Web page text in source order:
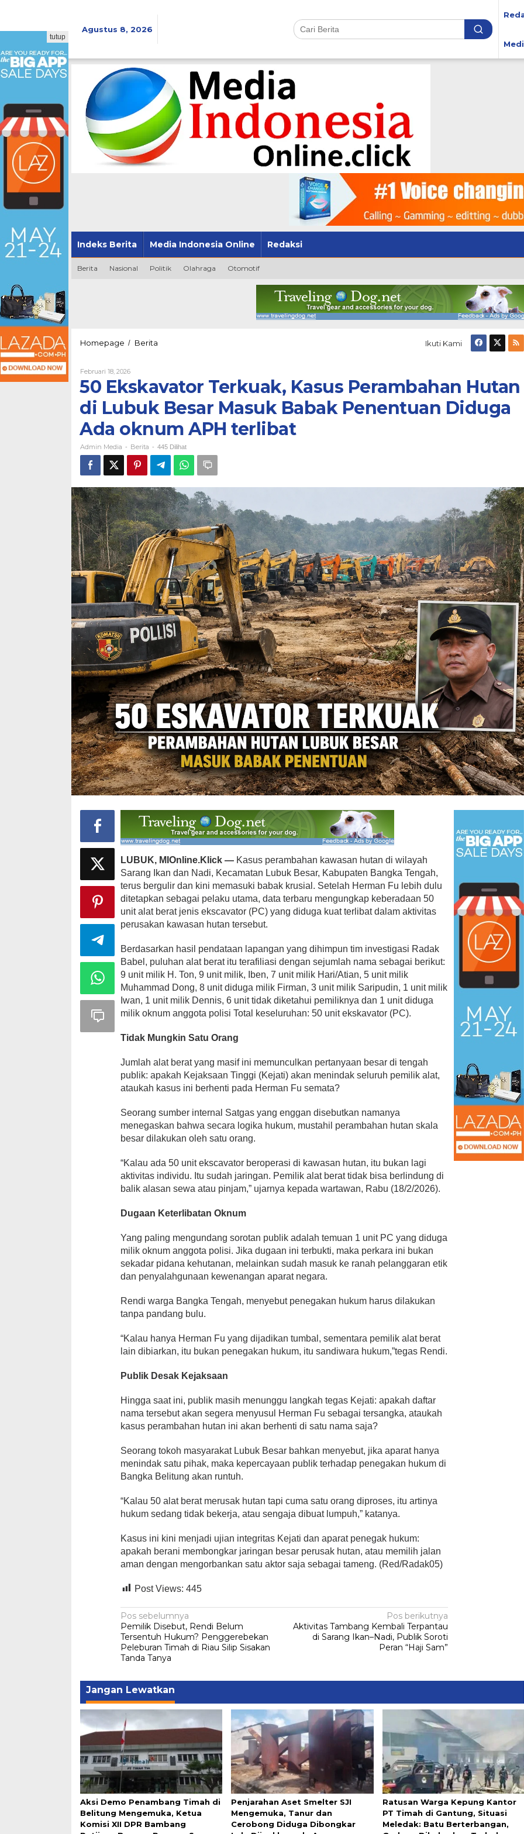
Agustus 8, 2026
Indeks Berita Media Indonesia Online Redaksi
Berita Nasional Politik Olahraga Otomotif
tutup
Homepage / Berita
Perambahan
Hutan
di
Lubuk
Besar
Masuk
Babak
Penentuan
Diduga
oknum
APH
terlibat
Ikuti Kami
Februari 18, 2026Oleh
Admin
Media
50 Ekskavator Terkuak, Kasus Perambahan Hutan
di Lubuk Besar Masuk Babak Penentuan Diduga
Ada oknum APH terlibat
Admin Media - Berita - 445 Dilihat
LUBUK, MIOnline.Klick — Kasus perambahan kawasan hutan di wilayah
Sarang Ikan dan Nadi, Kecamatan Lubuk Besar, Kabupaten Bangka Tengah,
terus bergulir dan kini memasuki babak krusial. Setelah Herman Fu lebih dulu
ditetapkan sebagai pelaku utama, data terbaru mengungkap keberadaan 50
unit alat berat jenis ekscavator (PC) yang diduga kuat terlibat dalam aktivitas
perusakan kawasan hutan tersebut.
Berdasarkan hasil pendataan lapangan yang dihimpun tim investigasi Radak
Babel, puluhan alat berat itu terafiliasi dengan sejumlah nama sebagai berikut:
9 unit milik H. Ton, 9 unit milik, Iben, 7 unit milik Hari/Atian, 5 unit milik
Muhammad Dong, 8 unit diduga milik Firman, 3 unit milik Saripudin, 1 unit milik
Iwan, 1 unit milik Dennis, 6 unit tidak diketahui pemiliknya dan 1 unit diduga
milik oknum anggota polisi Total keseluruhan: 50 unit ekskavator (PC).
Tidak Mungkin Satu Orang
Jumlah alat berat yang masif ini memunculkan pertanyaan besar di tengah
publik: apakah Kejaksaan Tinggi (Kejati) akan menindak seluruh pemilik alat,
ataukah kasus ini berhenti pada Herman Fu semata?
Seorang sumber internal Satgas yang enggan disebutkan namanya
menegaskan bahwa secara logika hukum, mustahil perambahan hutan skala
besar dilakukan oleh satu orang.
“Kalau ada 50 unit ekscavator beroperasi di kawasan hutan, itu bukan lagi
aktivitas individu. Itu sudah jaringan. Pemilik alat berat tidak bisa berlindung di
balik alasan sewa atau pinjam,” ujarnya kepada wartawan, Rabu (18/2/2026).
Dugaan Keterlibatan Oknum
Yang paling mengundang sorotan publik adalah temuan 1 unit PC yang diduga
milik oknum anggota polisi. Jika dugaan ini terbukti, maka perkara ini bukan
sekadar pidana kehutanan, melainkan sudah masuk ke ranah pelanggaran etik
dan penyalahgunaan kewenangan aparat negara.
Rendi warga Bangka Tengah, menyebut penegakan hukum harus dilakukan
tanpa pandang bulu.
“Kalau hanya Herman Fu yang dijadikan tumbal, sementara pemilik alat berat
lain dibiarkan, itu bukan penegakan hukum, itu sandiwara hukum,”tegas Rendi.
Publik Desak Kejaksaan
Hingga saat ini, publik masih menunggu langkah tegas Kejati: apakah daftar
nama tersebut akan segera menyusul Herman Fu sebagai tersangka, ataukah
kasus perambahan hutan ini akan berhenti di satu nama saja?
Seorang tokoh masyarakat Lubuk Besar bahkan menyebut, jika aparat hanya
menindak satu pihak, maka kepercayaan publik terhadap penegakan hukum di
Bangka Belitung akan runtuh.
“Kalau 50 alat berat merusak hutan tapi cuma satu orang diproses, itu artinya
hukum sedang tidak bekerja, atau sengaja dibuat lumpuh,” katanya.
Kasus ini kini menjadi ujian integritas Kejati dan aparat penegak hukum:
apakah berani membongkar jaringan besar perusak hutan, atau memilih jalan
aman dengan mengorbankan satu aktor saja sebagai tameng. (Red/Radak05)
Post Views: 445
Navigasi
pos
Pos sebelumnya
Pemilik Disebut, Rendi Belum
Tersentuh Hukum? Penggerebekan
Peleburan Timah di Riau Silip Sisakan
Tanda Tanya
Pos berikutnya
Aktivitas Tambang Kembali Terpantau
di Sarang Ikan–Nadi, Publik Soroti
Peran “Haji Sam”
Jangan Lewatkan
Aksi Demo Penambang Timah di
Belitung Mengemuka, Ketua
Komisi XII DPR Bambang
Penjarahan Aset Smelter SJI
Mengemuka, Tanur dan
Cerobong Diduga Dibongkar
Ratusan Warga Kepung Kantor
PT Timah di Gantung, Situasi
Meledak: Batu Berterbangan,
Ini Dia Hubungan Partai Garuda
dengan Gerindra
Februari 19, 2018
Strategi PPP Menangkan Duet
Ganjar dan Gus Yasin
Di Berita, Politik | Februari 19, 2018
Ini Dia Hubungan Partai Garuda
dengan Gerindra
Di Berita, Politik | Februari 19, 2018